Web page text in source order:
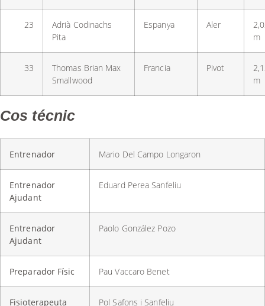
23
Adrià Codinachs
Pita
Espanya Aler
m
33
Thomas Brian Max
Smallwood
Francia Pivot
m
Cos técnic
Entrenador Mario Del Campo Longaron
Entrenador
Ajudant
Eduard Perea Sanfeliu
Entrenador
Ajudant
Paolo González Pozo
Preparador Físic Pau Vaccaro Benet
Fisioterapeuta Pol Safons i Sanfeliu